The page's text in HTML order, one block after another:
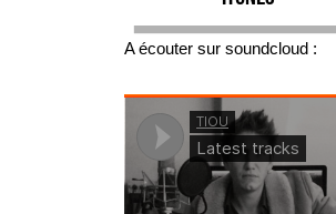
A écouter sur soundcloud :